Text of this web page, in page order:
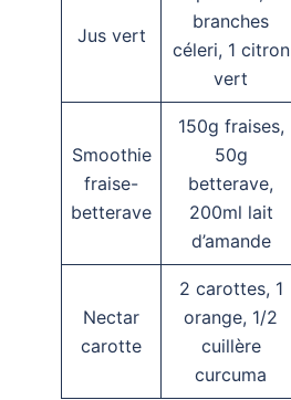
Jus vert
branches
céleri, 1 citron
vert
Smoothie
fraise-
betterave
150g fraises,
50g
betterave,
200ml lait
d’amande
Nectar
carotte
2 carottes, 1
orange, 1/2
cuillère
curcuma